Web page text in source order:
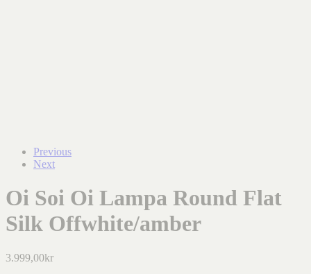
Previous
Next
Oi Soi Oi Lampa Round Flat
Silk Offwhite/amber
3.999,00kr